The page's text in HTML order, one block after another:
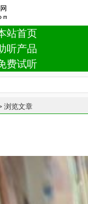
站首页
听产品
费试听
浏览文章